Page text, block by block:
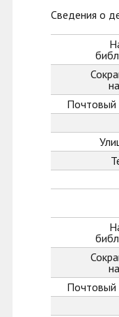
Сведения о
Почтовый
Почтовый